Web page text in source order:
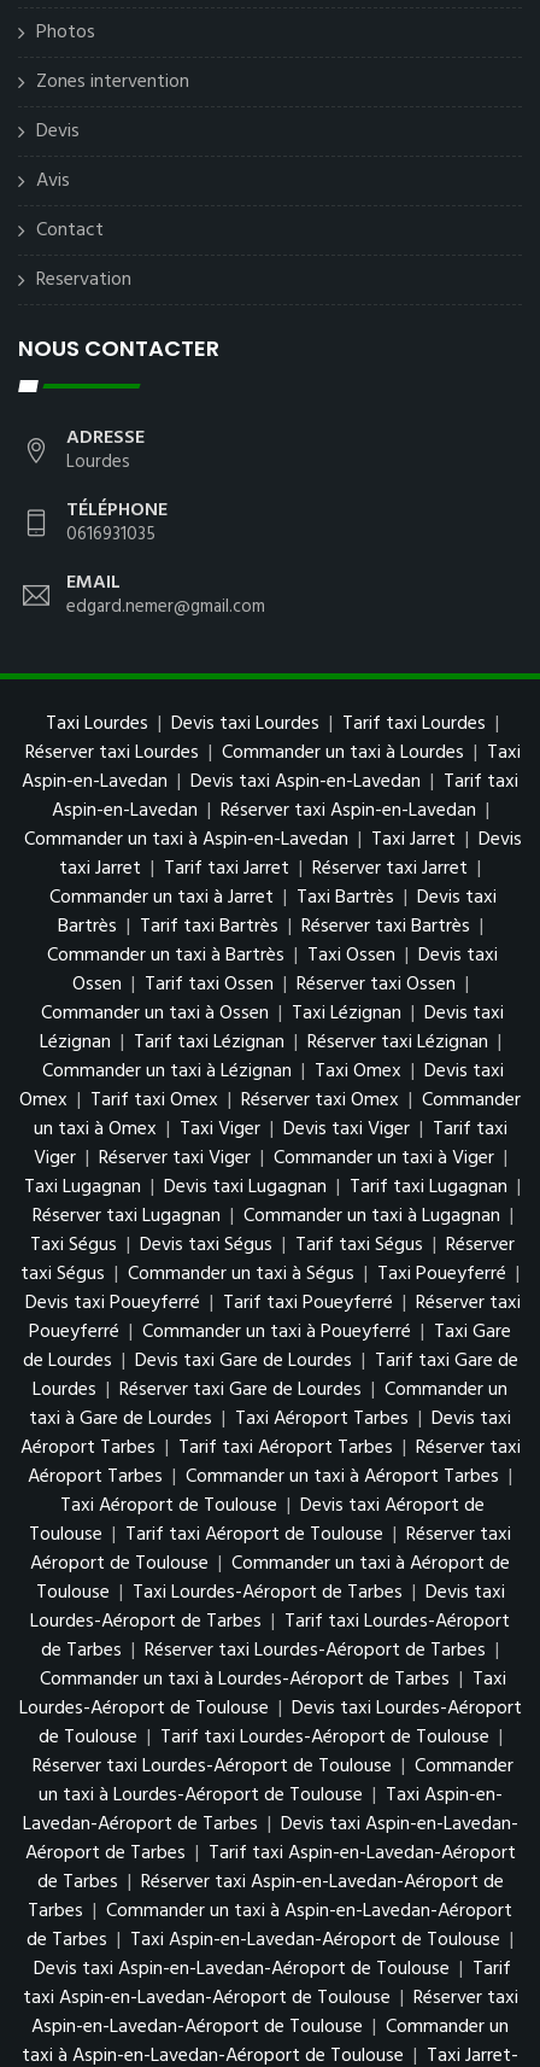
Photos
Zones intervention
Devis
Avis
Contact
Reservation
NOUS CONTACTER
ADRESSE
Lourdes
TÉLÉPHONE
0616931035
EMAIL
edgard.nemer@gmail.com
Taxi Lourdes | Devis taxi Lourdes | Tarif taxi Lourdes |
Réserver taxi Lourdes | Commander un taxi à Lourdes | Taxi
Aspin-en-Lavedan | Devis taxi Aspin-en-Lavedan | Tarif taxi
Aspin-en-Lavedan | Réserver taxi Aspin-en-Lavedan |
Commander un taxi à Aspin-en-Lavedan | Taxi Jarret | Devis
taxi Jarret | Tarif taxi Jarret | Réserver taxi Jarret |
Commander un taxi à Jarret | Taxi Bartrès | Devis taxi
Bartrès | Tarif taxi Bartrès | Réserver taxi Bartrès |
Commander un taxi à Bartrès | Taxi Ossen | Devis taxi
Ossen | Tarif taxi Ossen | Réserver taxi Ossen |
Commander un taxi à Ossen | Taxi Lézignan | Devis taxi
Lézignan | Tarif taxi Lézignan | Réserver taxi Lézignan |
Commander un taxi à Lézignan | Taxi Omex | Devis taxi
Omex | Tarif taxi Omex | Réserver taxi Omex | Commander
un taxi à Omex | Taxi Viger | Devis taxi Viger | Tarif taxi
Viger | Réserver taxi Viger | Commander un taxi à Viger |
Taxi Lugagnan | Devis taxi Lugagnan | Tarif taxi Lugagnan |
Réserver taxi Lugagnan | Commander un taxi à Lugagnan |
Taxi Ségus | Devis taxi Ségus | Tarif taxi Ségus | Réserver
taxi Ségus | Commander un taxi à Ségus | Taxi Poueyferré |
Devis taxi Poueyferré | Tarif taxi Poueyferré | Réserver taxi
Poueyferré | Commander un taxi à Poueyferré | Taxi Gare
de Lourdes | Devis taxi Gare de Lourdes | Tarif taxi Gare de
Lourdes | Réserver taxi Gare de Lourdes | Commander un
taxi à Gare de Lourdes | Taxi Aéroport Tarbes | Devis taxi
Aéroport Tarbes | Tarif taxi Aéroport Tarbes | Réserver taxi
Aéroport Tarbes | Commander un taxi à Aéroport Tarbes |
Taxi Aéroport de Toulouse | Devis taxi Aéroport de
Toulouse | Tarif taxi Aéroport de Toulouse | Réserver taxi
Aéroport de Toulouse | Commander un taxi à Aéroport de
Toulouse | Taxi Lourdes-Aéroport de Tarbes | Devis taxi
Lourdes-Aéroport de Tarbes | Tarif taxi Lourdes-Aéroport
de Tarbes | Réserver taxi Lourdes-Aéroport de Tarbes |
Commander un taxi à Lourdes-Aéroport de Tarbes | Taxi
Lourdes-Aéroport de Toulouse | Devis taxi Lourdes-Aéroport
de Toulouse | Tarif taxi Lourdes-Aéroport de Toulouse |
Réserver taxi Lourdes-Aéroport de Toulouse | Commander
un taxi à Lourdes-Aéroport de Toulouse | Taxi Aspin-en-
Lavedan-Aéroport de Tarbes | Devis taxi Aspin-en-Lavedan-
Aéroport de Tarbes | Tarif taxi Aspin-en-Lavedan-Aéroport
de Tarbes | Réserver taxi Aspin-en-Lavedan-Aéroport de
Tarbes | Commander un taxi à Aspin-en-Lavedan-Aéroport
de Tarbes | Taxi Aspin-en-Lavedan-Aéroport de Toulouse |
Devis taxi Aspin-en-Lavedan-Aéroport de Toulouse | Tarif
taxi Aspin-en-Lavedan-Aéroport de Toulouse | Réserver taxi
Aspin-en-Lavedan-Aéroport de Toulouse | Commander un
taxi à Aspin-en-Lavedan-Aéroport de Toulouse | Taxi Jarret-